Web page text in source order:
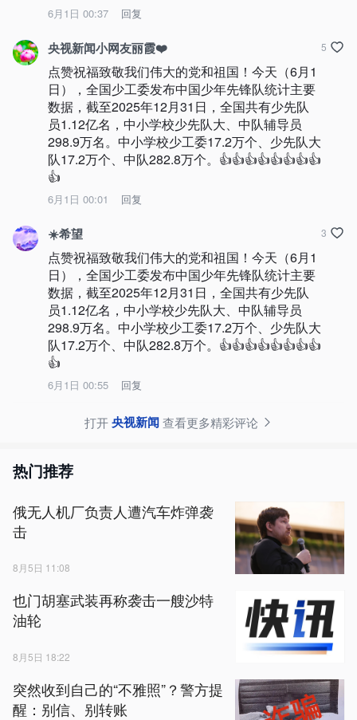
6月1日 00:37 回复
央视新闻小网友丽霞❤️
点赞祝福致敬我们伟大的党和祖国！今天（6月1
日），全国少工委发布中国少年先锋队统计主要
数据，截至2025年12月31日，全国共有少先队
员1.12亿名，中小学校少先队大、中队辅导员
298.9万名。中小学校少工委17.2万个、少先队大
队17.2万个、中队282.8万个。👍👍👍👍👍👍👍👍
👍
6月1日 00:01 回复
5
☀️希望
点赞祝福致敬我们伟大的党和祖国！今天（6月1
日），全国少工委发布中国少年先锋队统计主要
数据，截至2025年12月31日，全国共有少先队
员1.12亿名，中小学校少先队大、中队辅导员
298.9万名。中小学校少工委17.2万个、少先队大
队17.2万个、中队282.8万个。👍👍👍👍👍👍👍👍
👍
6月1日 00:55 回复
3
打开央视新闻查看更多精彩评论
热门推荐
俄无人机厂负责人遭汽车炸弹袭
击
8月5日 11:08
也门胡塞武装再称袭击一艘沙特
油轮
8月5日 18:22
突然收到自己的“不雅照”？警方提
醒：别信、别转账